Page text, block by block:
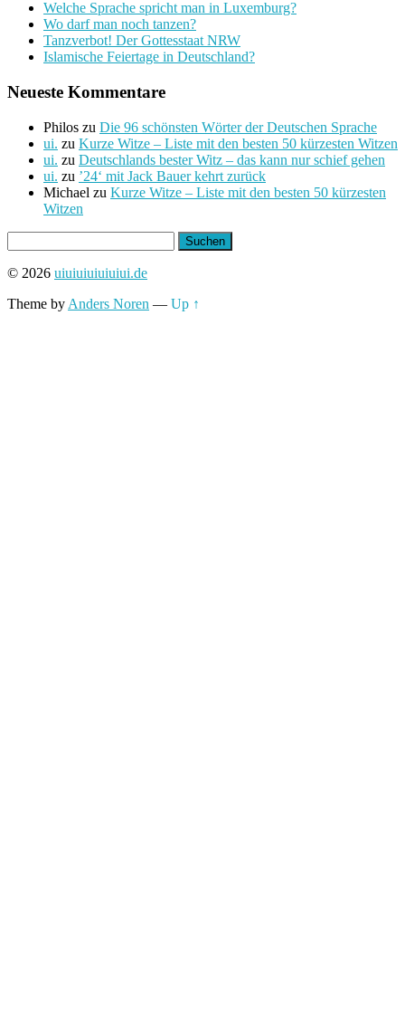
Welche Sprache spricht man in Luxemburg?
Wo darf man noch tanzen?
Tanzverbot! Der Gottesstaat NRW
Islamische Feiertage in Deutschland?
Neueste Kommentare
Philos zu Die 96 schönsten Wörter der Deutschen Sprache
ui. zu Kurze Witze – Liste mit den besten 50 kürzesten Witzen
ui. zu Deutschlands bester Witz – das kann nur schief gehen
ui. zu ’24‘ mit Jack Bauer kehrt zurück
Michael zu Kurze Witze – Liste mit den besten 50 kürzesten
Witzen
nach:
© 2026 uiuiuiuiuiuiui.de
Theme by Anders Noren — Up ↑